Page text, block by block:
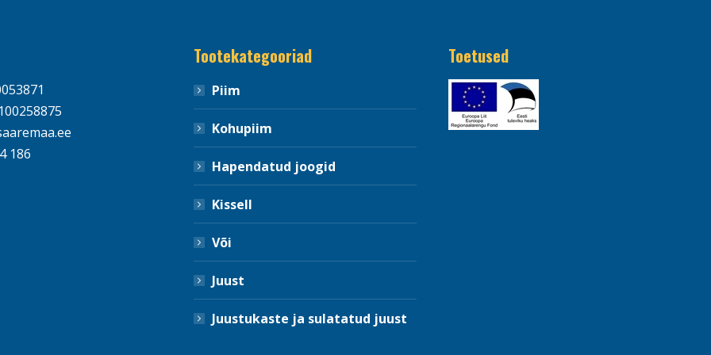
186
Tootekategooriad
Piim
Kohupiim
Hapendatud joogid
Kissell
Või
Juust
Juustukaste ja sulatatud juust
Toetused